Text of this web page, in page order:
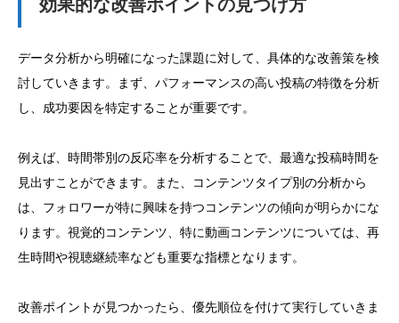
効果的な改善ポイントの見つけ方
データ分析から明確になった課題に対して、具体的な改善策を検
討していきます。まず、パフォーマンスの高い投稿の特徴を分析
し、成功要因を特定することが重要です。
例えば、時間帯別の反応率を分析することで、最適な投稿時間を
見出すことができます。また、コンテンツタイプ別の分析から
は、フォロワーが特に興味を持つコンテンツの傾向が明らかにな
ります。視覚的コンテンツ、特に動画コンテンツについては、再
生時間や視聴継続率なども重要な指標となります。
改善ポイントが見つかったら、優先順位を付けて実行していきま